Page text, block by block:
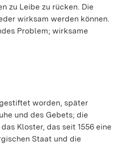
zu Leibe zu rücken. Die
wirksam werden können.
Problem; wirksame
worden, später
und des Gebets; die
Kloster, das seit 1556 eine
Staat und die